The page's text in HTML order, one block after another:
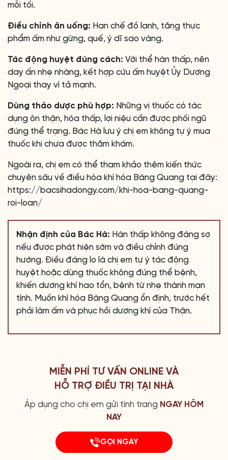
mỗi tối.
Điều chỉnh ăn uống: Hạn chế đồ lạnh, tăng thực
phẩm ấm như gừng, quế, ý dĩ sao vàng.
Tác động huyệt đúng cách: Với thể hàn thấp, nên
day ấn nhẹ nhàng, kết hợp cứu ấm huyệt Ủy Dương
Ngoại thay vì tả mạnh.
Dùng thảo dược phù hợp: Những vị thuốc có tác
dụng ôn thận, hóa thấp, lợi niệu cần được phối ngũ
đúng thể trạng. Bác Hà lưu ý chị em không tự ý mua
thuốc khi chưa được thăm khám.
Ngoài ra, chị em có thể tham khảo thêm kiến thức
chuyên sâu về điều hòa khí hóa Bàng Quang tại đây:
https://bacsihadongy.com/khi-hoa-bang-quang-
roi-loan/
Nhận định của Bác Hà: Hàn thấp không đáng sợ
nếu được phát hiện sớm và điều chỉnh đúng
hướng. Điều đáng lo là chị em tự ý tác động
huyệt hoặc dùng thuốc không đúng thể bệnh,
khiến dương khí hao tổn, bệnh từ nhẹ thành mạn
tính. Muốn khí hóa Bàng Quang ổn định, trước hết
phải làm ấm và phục hồi dương khí của Thận.
MIỄN PHÍ TƯ VẤN ONLINE VÀ
HỖ TRỢ ĐIỀU TRỊ TẠI NHÀ
Áp dụng cho chị em gửi tình trang NGAY HÔM
NAY
GỌI NGAY